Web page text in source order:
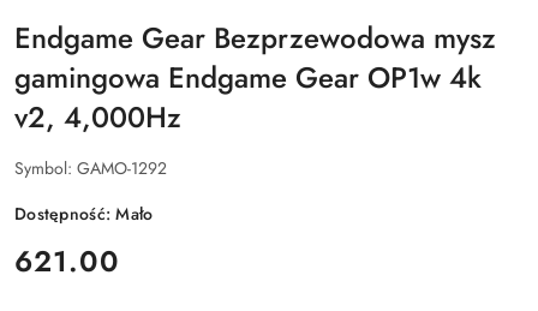
Endgame Gear Bezprzewodowa mysz
gamingowa Endgame Gear OP1w 4k
v2, 4,000Hz
Symbol: GAMO-1292
Dostępność:Mało
cena:
621.00